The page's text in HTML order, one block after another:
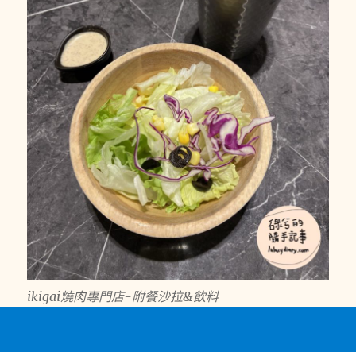
ikigai燒肉專門店-附餐沙拉&飲料